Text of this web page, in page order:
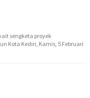
sengketa proyek
Kota Kediri, Kamis, 5 Februari